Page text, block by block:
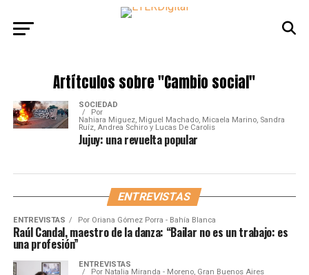
Artítculos sobre"Cambio social"
SOCIEDAD
Por
Nahiara Miguez, Miguel Machado, Micaela Marino, Sandra
Ruíz, Andrea Schiro y Lucas De Carolis
Jujuy: una revuelta popular
ENTREVISTAS
ENTREVISTAS Por Oriana Gómez Porra - Bahía Blanca
Raúl Candal, maestro de la danza: “Bailar no es un trabajo: es
una profesión”
ENTREVISTAS
Por Natalia Miranda - Moreno, Gran Buenos Aires